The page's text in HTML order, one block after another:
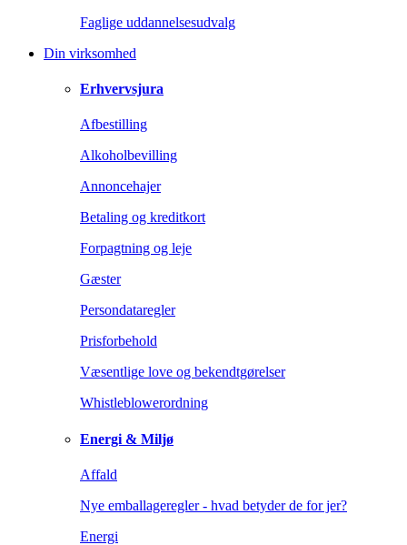
Faglige uddannelsesudvalg
Din virksomhed
Erhvervsjura
Afbestilling
Alkoholbevilling
Annoncehajer
Betaling og kreditkort
Forpagtning og leje
Gæster
Persondataregler
Prisforbehold
Væsentlige love og bekendtgørelser
Whistleblowerordning
Energi & Miljø
Affald
Nye emballageregler - hvad betyder de for jer?
Energi